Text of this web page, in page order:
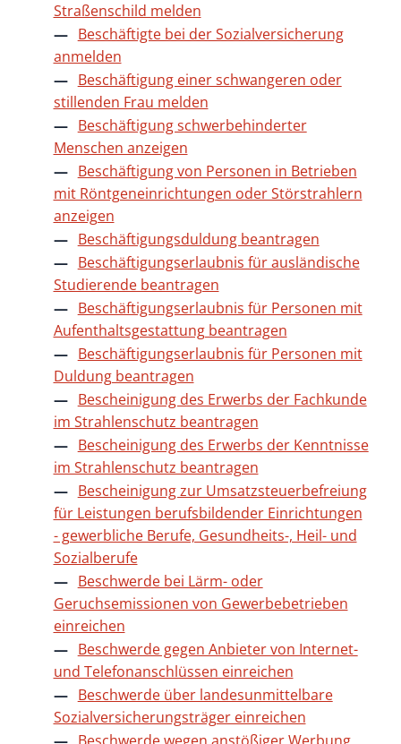
Straßenschild melden
Beschäftigte bei der Sozialversicherung
anmelden
Beschäftigung einer schwangeren oder
stillenden Frau melden
Beschäftigung schwerbehinderter
Menschen anzeigen
Beschäftigung von Personen in Betrieben
mit Röntgeneinrichtungen oder Störstrahlern
anzeigen
Beschäftigungsduldung beantragen
Beschäftigungserlaubnis für ausländische
Studierende beantragen
Beschäftigungserlaubnis für Personen mit
Aufenthaltsgestattung beantragen
Beschäftigungserlaubnis für Personen mit
Duldung beantragen
Bescheinigung des Erwerbs der Fachkunde
im Strahlenschutz beantragen
Bescheinigung des Erwerbs der Kenntnisse
im Strahlenschutz beantragen
Bescheinigung zur Umsatzsteuerbefreiung
für Leistungen berufsbildender Einrichtungen
- gewerbliche Berufe, Gesundheits-, Heil- und
Sozialberufe
Beschwerde bei Lärm- oder
Geruchsemissionen von Gewerbebetrieben
einreichen
Beschwerde gegen Anbieter von Internet-
und Telefonanschlüssen einreichen
Beschwerde über landesunmittelbare
Sozialversicherungsträger einreichen